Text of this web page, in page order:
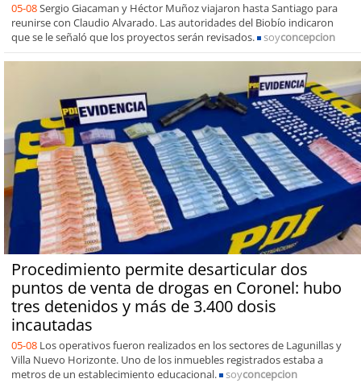
05-08Sergio Giacaman y Héctor Muñoz viajaron hasta Santiago para
reunirse con Claudio Alvarado. Las autoridades del Biobío indicaron
que se le señaló que los proyectos serán revisados.
soyconcepcion
Procedimiento permite desarticular dos
puntos de venta de drogas en Coronel: hubo
tres detenidos y más de 3.400 dosis
incautadas
05-08 Los operativos fueron realizados en los sectores de Lagunillas y
Villa Nuevo Horizonte. Uno de los inmuebles registrados estaba a
metros de un establecimiento educacional.
soyconcepcion